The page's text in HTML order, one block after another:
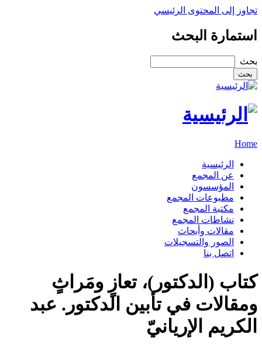
تجاوز إلى المحتوى الرئيسي
استمارة البحث
‏بحث ‏
Home
الرئيسية
عن المجمع
المؤسسون
مطبوعات المجمع
مكتبة المجمع
نشاطات المجمع
مقالات وأبحاث
الصور والتسجيلات
اتصل بنا
كتاب (الدكتور)، تعازٍ ومَراثٍ
ومقالات في تأبين الدكتور. عبد
الكريم الإريانيّ